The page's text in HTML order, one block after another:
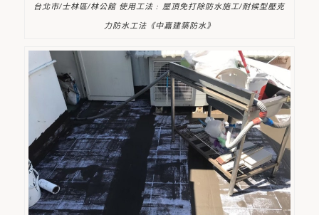
台北市/士林區/林公館 使用工法 : 屋頂免打除防水施工/耐候型壓克
力防水工法《中嘉建築防水》